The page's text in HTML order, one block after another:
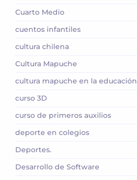
Cuarto Medio
cuentos infantiles
cultura chilena
Cultura Mapuche
cultura mapuche en la educación
curso 3D
curso de primeros auxilios
deporte en colegios
Deportes.
Desarrollo de Software